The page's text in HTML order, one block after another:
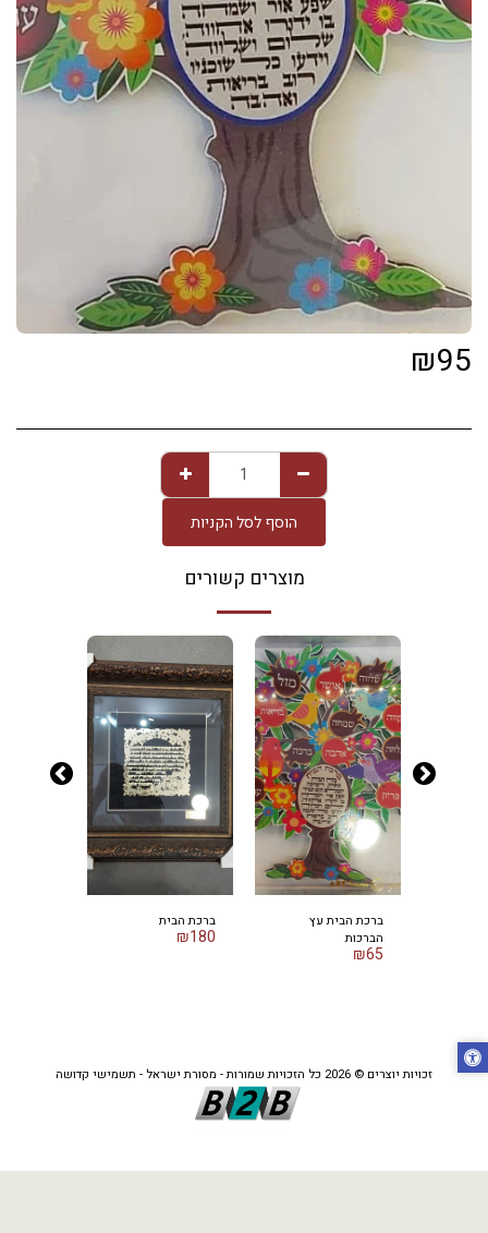
₪95
הוסף לסל הקניות
מוצרים קשורים
ברכת הבית עץ
הברכות
₪65
ברכת הבית
₪180
זכויות יוצרים © 2026 כל הזכויות שמורות - מסורת ישראל - תשמישי קדושה